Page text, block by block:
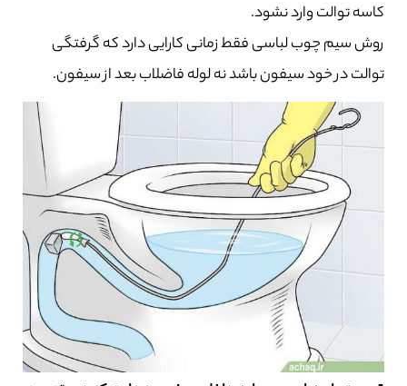
کاسه توالت وارد نشود.
روش سیم چوب لباسی فقط زمانی کارایی دارد که گرفتگی
توالت در خود سیفون باشد نه لوله فاضلاب بعد از سیفون.